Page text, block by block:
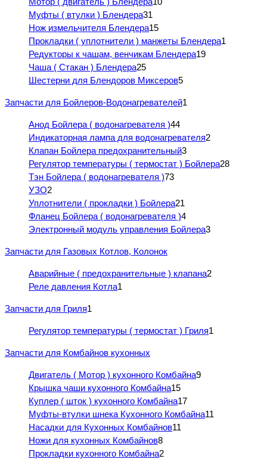
Муфты ( втулки ) Блендера31
Нож измельчителя Блендера15
Прокладки ( уплотнители ) манжеты Блендера1
Редукторы к чашам, венчикам Блендера19
Чаша ( Стакан ) Блендера25
Шестерни для Блендоров Миксеров5
Запчасти для Бойлеров-Водонагревателей1
Анод Бойлера ( водонагревателя )44
Индикаторная лампа для водонагревателя2
Клапан Бойлера предохранительный3
Регулятор температуры ( термостат ) Бойлера28
Тэн Бойлера ( водонагревателя )73
УЗО2
Уплотнители ( прокладки ) Бойлера21
Фланец Бойлера ( водонагревателя )4
Электронный модуль управления Бойлера3
Запчасти для Газовых Котлов, Колонок
Аварийные ( предохранительные ) клапана2
Реле давления Котла1
Запчасти для Гриля1
Регулятор температуры ( термостат ) Гриля1
Запчасти для Комбайнов кухонных
Двигатель ( Мотор ) кухонного Комбайна9
Крышка чаши кухонного Комбайна15
Куплер ( шток ) кухонного Комбайна17
Муфты-втулки шнека Кухонного Комбайна11
Насадки для Кухонных Комбайнов11
Ножи для кухонных Комбайнов8
Прокладки кухонного Комбайна2